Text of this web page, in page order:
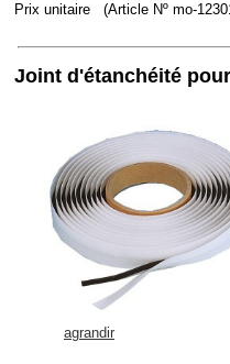
Prix unitaire (Article Nº mo-
Joint d'étanchéité
agrandir